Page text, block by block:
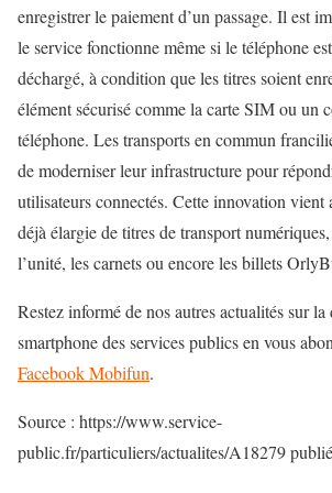
enregistrer le paiement d’un passage. Il est
le service fonctionne même si le téléphone
déchargé, à condition que les titres soient
élément sécurisé comme la carte SIM ou un
téléphone. Les transports en commun
de moderniser leur infrastructure pour
utilisateurs connectés. Cette innovation
déjà élargie de titres de transport
l’unité, les carnets ou encore les billets
Restez informé de nos autres actualités sur
smartphone des services publics en vous
Facebook Mobifun.
Source : https://www.service-
public.fr/particuliers/actualites/A18279